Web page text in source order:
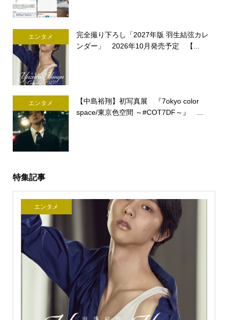
エンタメ
完全撮り下ろし「2027年版 羽生結弦カレ
ンダー」 2026年10月発売予定 【...
エンタメ
【中島裕翔】初写真展 『7okyo color
space/東京色空間 ～#COT7DF～』 ...
特集記事
エンタメ